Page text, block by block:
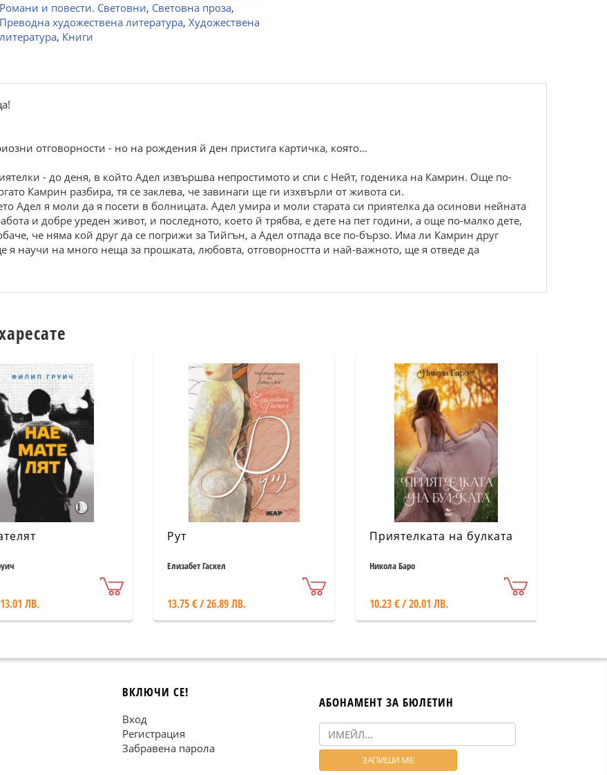
Романи и повести. Световни, Световна проза,
Преводна художествена литература, Художествена
литература, Книги
отговорности - но на рождения й ден пристига картичка, която...
- до деня, в който Адел извършва непростимото и спи с Нейт, годеника на Камрин. Още по-
Камрин разбира, тя се заклева, че завинаги ще ги изхвърли от живота си.
Адел я моли да я посети в болницата. Адел умира и моли старата си приятелка да осинови нейната
и добре уреден живот, и последното, което й трябва, е дете на пет години, а още по-малко дете,
че няма кой друг да се погрижи за Тийгън, а Адел отпада все по-бързо. Има ли Камрин друг
я научи на много неща за прошката, любовта, отговорността и най-важното, ще я отведе да
ЛВ.
Рут
Елизабет Гаскел
13.75 € / 26.89 ЛВ.
Приятелката на булката
Никола Баро
10.23 € / 20.01 ЛВ.
ВКЛЮЧИ СЕ!
Вход
Регистрация
Забравена парола
АБОНАМЕНТ ЗА БЮЛЕТИН